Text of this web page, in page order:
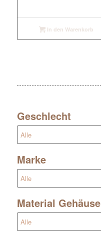
In den Warenkorb
Geschlecht
Marke
Material Gehäuse